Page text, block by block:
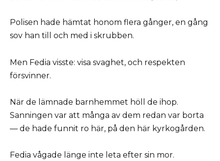
Polisen hade hämtat honom flera gånger, en gång
sov han till och med i skrubben.
Men Fedia visste: visa svaghet, och respekten
försvinner.
När de lämnade barnhemmet höll de ihop.
Sanningen var att många av dem redan var borta
— de hade funnit ro här, på den här kyrkogården.
Fedia vågade länge inte leta efter sin mor.